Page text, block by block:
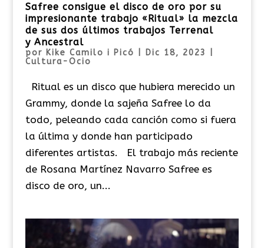
Safree consigue el disco de oro por su
impresionante trabajo «Ritual» la mezcla
de sus dos últimos trabajos Terrenal
y Ancestral
por Kike Camilo i Picó Dic 18, 2023
Cultura-Ocio
Ritual es un disco que hubiera merecido un
Grammy, donde la sajeña Safree lo da
todo, peleando cada canción como si fuera
la última y donde han participado
diferentes artistas. El trabajo más reciente
de Rosana Martínez Navarro Safree es
disco de oro, un...